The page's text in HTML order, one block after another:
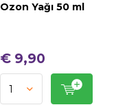
Ozon Yağı 50 ml
€ 9,90